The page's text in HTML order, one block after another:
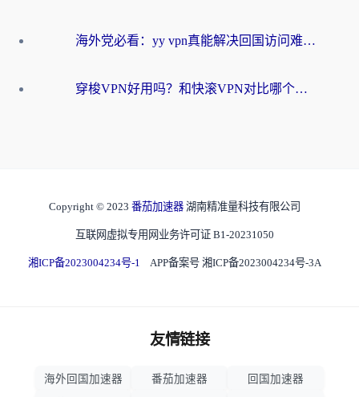
海外党必看：yy vpn真能解决回国访问难题？附云极initap测评+免费方案对比
穿梭VPN好用吗？和快滚VPN对比哪个回国效果更好？海外党选回国加速器必看指南
Copyright © 2023 番茄加速器 湖南精准量科技有限公司
互联网虚拟专用网业务许可证 B1-20231050
湘ICP备2023004234号-1 APP备案号 湘ICP备2023004234号-3A
友情链接
海外回国加速器 番茄加速器 回国加速器